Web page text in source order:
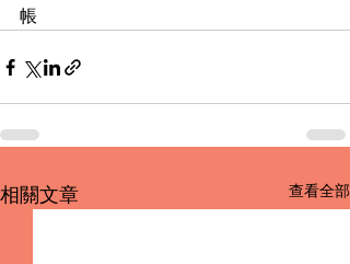
帳
相關文章 查看全部